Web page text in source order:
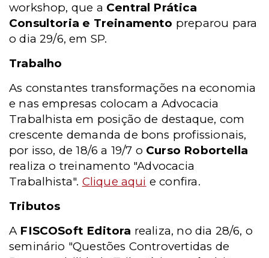
workshop, que a Central Prática
Consultoria e Treinamento preparou para
o dia 29/6, em SP.
Trabalho
As constantes transformações na economia
e nas empresas colocam a Advocacia
Trabalhista em posição de destaque, com
crescente demanda de bons profissionais,
por isso, de 18/6 a 19/7 o Curso Robortella
realiza o treinamento "Advocacia
Trabalhista". Clique aqui e confira.
Tributos
A FISCOSoft Editora realiza, no dia 28/6, o
seminário "Questões Controvertidas de